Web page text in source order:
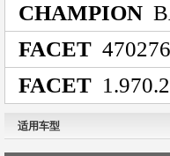
CHAMPION
FACET 470276
FACET
适用车型